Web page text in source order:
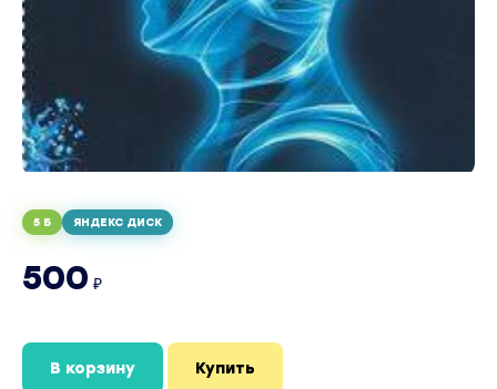
5 Б ЯНДЕКС ДИСК
500 ₽
В корзину Купить